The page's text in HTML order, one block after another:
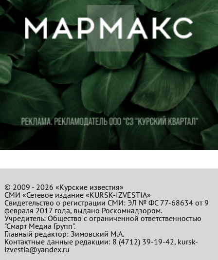
© 2009 - 2026 «Курские известия»
СМИ «Сетевое издание «KURSK-IZVESTIA»
Свидетельство о регистрации СМИ: ЭЛ № ФС 77-68634 от 9
февраля 2017 года, выдано Роскомнадзором.
Учредитель: Общество с ограниченной ответственностью
"Смарт Медиа Групп".
Главный редактор:Зимовский М.А.
Контактные данные редакции: 8 (4712) 39-19-42, kursk-
izvestia@yandex.ru